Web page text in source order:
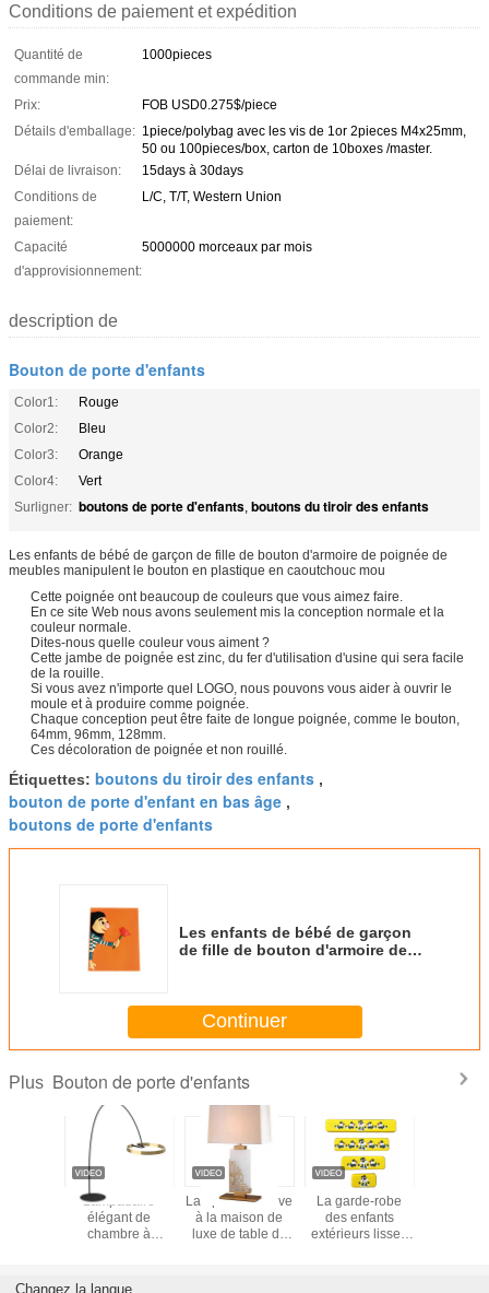
Conditions de paiement et expédition
Quantité de
commande min:
1000pieces
Prix:
FOB USD0.275$/piece
Détails d'emballage: 1piece/polybag avec les vis de 1or 2pieces M4x25mm,
50 ou 100pieces/box, carton de 10boxes /master.
Délai de livraison:
15days à 30days
Conditions de
paiement:
L/C, T/T, Western Union
Capacité
d'approvisionnement:
5000000 morceaux par mois
description de
Bouton de porte d'enfants
Color1:
Rouge
Color2:
Bleu
Color3:
Orange
Color4:
Vert
Surligner: boutons de porte d'enfants, boutons du tiroir des enfants
Les enfants de bébé de garçon de fille de bouton d'armoire de poignée de
meubles manipulent le bouton en plastique en caoutchouc mou
Cette poignée ont beaucoup de couleurs que vous aimez faire.
En ce site Web nous avons seulement mis la conception normale et la
couleur normale.
Dites-nous quelle couleur vous aiment ?
Cette jambe de poignée est zinc, du fer d'utilisation d'usine qui sera facile
de la rouille.
Si vous avez n'importe quel LOGO, nous pouvons vous aider à ouvrir le
moule et à produire comme poignée.
Chaque conception peut être faite de longue poignée, comme le bouton,
64mm, 96mm, 128mm.
Ces décoloration de poignée et non rouillé.
Étiquettes: boutons du tiroir des enfants ,
bouton de porte d'enfant en bas âge ,
boutons de porte d'enfants
Les enfants de bébé de garçon
de fille de bouton d'armoire de
caoutchouc mou
Continuer
Plus Bouton de porte d'enfants
Lampadaire
élégant de
chambre à
d'énergie pour
Lampe décorative
à la maison de
luxe de table de
La garde-robe
des enfants
extérieurs lisses
Changez la langue